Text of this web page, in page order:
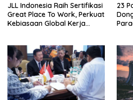
JLL Indonesia Raih Sertifikasi
Great Place To Work, Perkuat
Kebiasaan Global Kerja
23